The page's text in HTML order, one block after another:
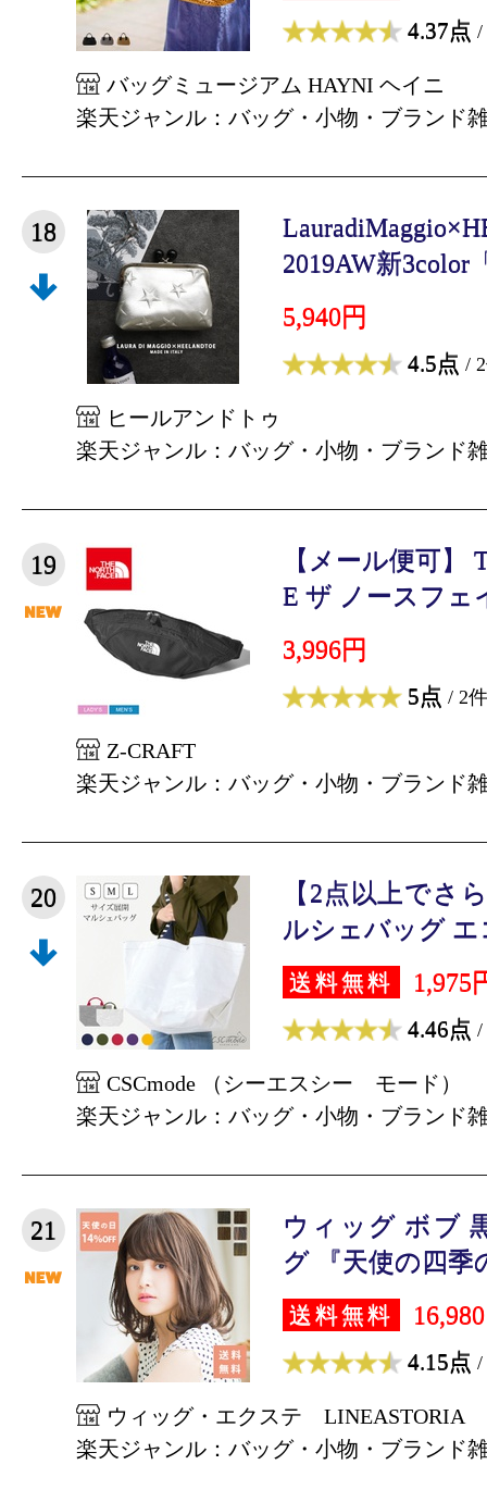
4.37点 /
バッグミュージアム HAYNI ヘイニ
楽天ジャンル：バッグ・小物・ブランド
18
2019AW新3color
5,940円
4.5点 /
ヒールアンドトゥ
楽天ジャンル：バッグ・小物・ブランド
19
【メール便可】
E ザ ノースフェ
3,996円
5点 / 2件
Z-CRAFT
楽天ジャンル：バッグ・小物・ブランド
20
【2点以上でさ
ルシェバッグ エ
送料無料 1,975
4.46点 /
CSCmode （シーエスシー モード）
楽天ジャンル：バッグ・小物・ブランド
21
ウィッグ ボブ
グ 『天使の四季
送料無料
4.15点 /
ウィッグ・エクステ LINEASTORIA
楽天ジャンル：バッグ・小物・ブランド